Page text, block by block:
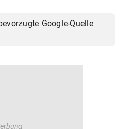
Google-Quelle